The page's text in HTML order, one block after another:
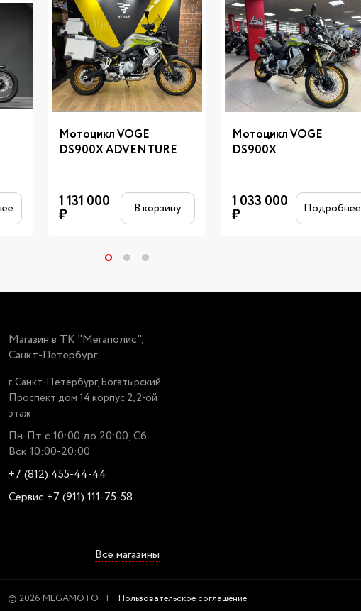
Мотоцикл VOGE
DS900X ADVENTURE
1 131 000
₽ В корзину
Мотоцикл VOGE
DS900X
1 033 000
₽ Подробнее
Магазин в ТК "Мегаполис",
Санкт-Петербург
г. Санкт-Петербург, Богатырский
Проспект дом 14 корпус 2, 2-ой
этаж
Пн-Пт с 10:00 до 20:00, Сб-
Вск 10:00-20:00
+7 (812) 455-44-44
Сервис +7 (911) 111-75-58
Все магазины
© 2026 MEGAMOTO Пользовательское соглашение